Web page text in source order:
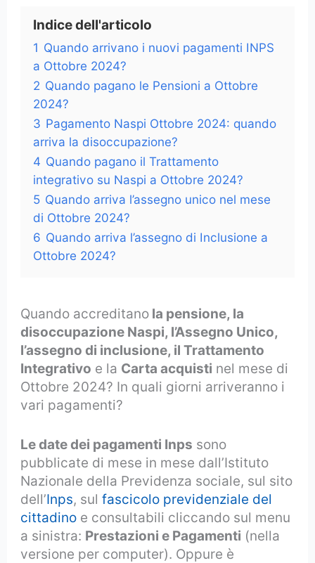
Indice dell'articolo
1 Quando arrivano i nuovi pagamenti INPS
a Ottobre 2024?
2 Quando pagano le Pensioni a Ottobre
2024?
3 Pagamento Naspi Ottobre 2024: quando
arriva la disoccupazione?
4 Quando pagano il Trattamento
integrativo su Naspi a Ottobre 2024?
5 Quando arriva l’assegno unico nel mese
di Ottobre 2024?
6 Quando arriva l’assegno di Inclusione a
Ottobre 2024?
Quando accreditano la pensione, la
disoccupazione Naspi, l’Assegno Unico,
l’assegno di inclusione, il Trattamento
Integrativo e la Carta acquisti nel mese di
Ottobre 2024? In quali giorni arriveranno i
vari pagamenti?
Le date dei pagamenti Inps sono
pubblicate di mese in mese dall’Istituto
Nazionale della Previdenza sociale, sul sito
dell’Inps, sulfascicolo previdenziale del
cittadino e consultabili cliccando sul menu
a sinistra: Prestazioni e Pagamenti (nella
versione per computer). Oppure è